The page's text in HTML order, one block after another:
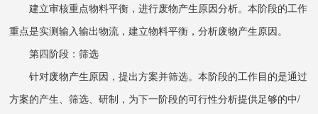
建立审核重点物料平衡，进行废物产生原因分析。本阶段的工作
重点是实测输入输出物流，建立物料平衡，分析废物产生原因。
第四阶段：筛选
针对废物产生原因，提出方案并筛选。本阶段的工作目的是通过
方案的产生、筛选、研制，为下一阶段的可行性分析提供足够的中/